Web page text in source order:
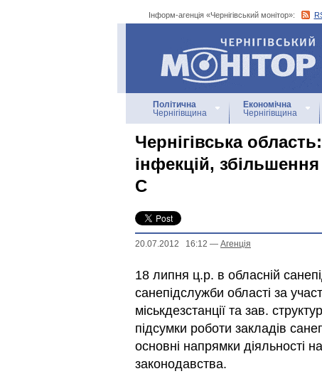
Інформ-агенція «Чернігівський монітор»:
Інформ-агенція
«Чернігівський монітор»
Політична
Чернігівщина
Економічна
Чернігівщина
Чернігівська
інфекцій,
С
20.07.2012 16:12 — Агенцiя
18 липня ц.р. в обласній
санепідслужби області за
міськдезстанції та зав.
підсумки роботи закладів
основні напрямки діяльності
законодавства.